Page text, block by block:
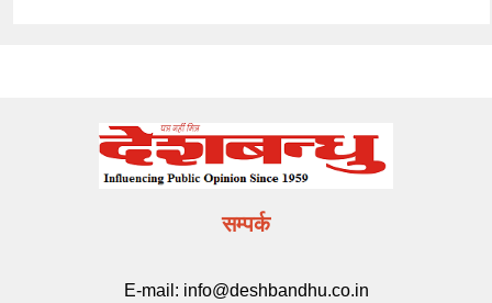
सम्पर्क
E-mail: info@deshbandhu.co.in